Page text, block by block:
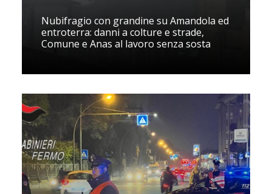
Nubifragio con grandine su Amandola ed
entroterra: danni a colture e strade,
Comune e Anas al lavoro senza sosta